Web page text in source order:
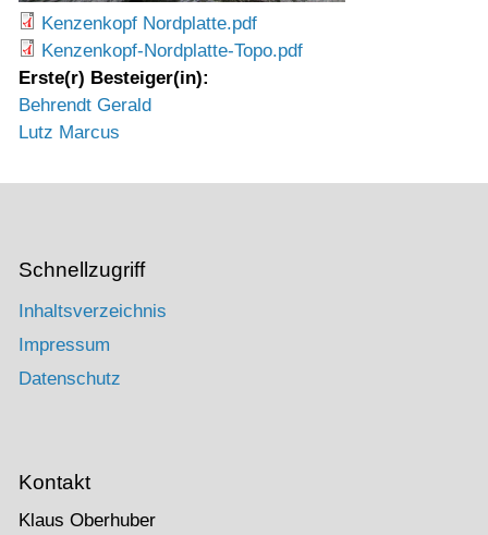
Kenzenkopf Nordplatte.pdf
Kenzenkopf-Nordplatte-Topo.pdf
Erste(r) Besteiger(in):
Behrendt Gerald
Lutz Marcus
Schnellzugriff
Inhaltsverzeichnis
Impressum
Datenschutz
Kontakt
Klaus Oberhuber